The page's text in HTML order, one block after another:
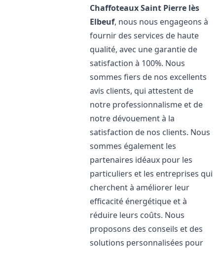
ChaffoteauxSaint Pierre lès
Elbeuf, nous nous engageons à
fournir des services de haute
qualité, avec une garantie de
satisfaction à 100%. Nous
sommes fiers de nos excellents
avis clients, qui attestent de
notre professionnalisme et de
notre dévouement à la
satisfaction de nos clients. Nous
sommes également les
partenaires idéaux pour les
particuliers et les entreprises qui
cherchent à améliorer leur
efficacité énergétique et à
réduire leurs coûts. Nous
proposons des conseils et des
solutions personnalisées pour